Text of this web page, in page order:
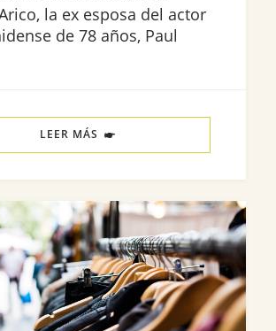
la ex esposa del actor
de 78 años, Paul
LEER MÁS